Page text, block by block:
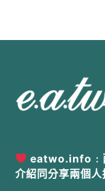
eatwo.info﹕
介紹同分享兩個